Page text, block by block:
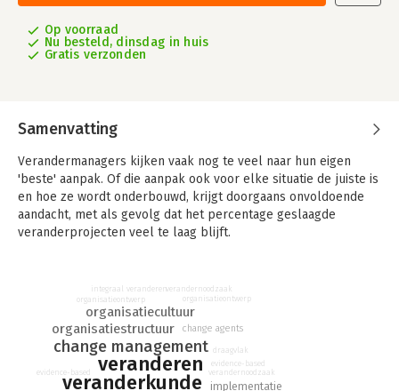
Op voorraad
Nu besteld, dinsdag in huis
Gratis verzonden
Samenvatting
Verandermanagers kijken vaak nog te veel naar hun eigen
'beste' aanpak. Of die aanpak ook voor elke situatie de juiste is
en hoe ze wordt onderbouwd, krijgt doorgaans onvoldoende
aandacht, met als gevolg dat het percentage geslaagde
veranderprojecten veel te laag blijft.
veranderprojecten wordt verklaard door gedragsfactoren.
Organisatieverandering is allang niet meer uitsluitend een
kwestie van projectmatig handelen, maar een totaalproces,
waarin inhoudelijke, gedrags- en interventieaspecten met
elkaar zijn verweven. Thema’s als vertrouwen, zingeving en
ethiek spelen daarbij een steeds belangrijkere rol. Nieuwe
veranderkunde
veranderen
change management
organisatiestructuur
organisatiecultuur
implementatie
change agents
evidence-based
verandernoodzaak
organisatieontwerp
draagvlak
integraal veranderen
evidence-based
verandernoodzaak
organisatieontwerp